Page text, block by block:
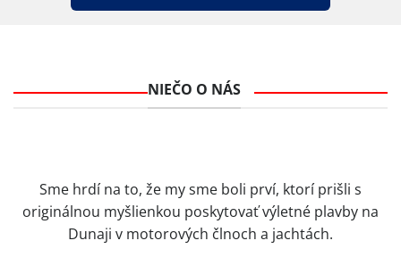
NIEČO O NÁS
Sme hrdí na to, že my sme boli prví, ktorí prišli s
originálnou myšlienkou poskytovať výletné plavby na
Dunaji v motorových člnoch a jachtách.